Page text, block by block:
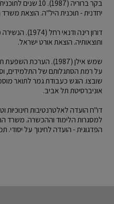
בקר ברוריה
יחדנית - תוכנית היל"ה. הוצאת משרד
דורון רינה
ותוצאותיה. הוצאת אורט ישראל.
שמש אילן (1987).
על רמת הסתגלותם של התלמידים,
שובצו. הוגש כעבודת גמר לתואר
אוניברסיטת תל אביב.
דו"ח הועדה לאלטרנטיבות חינוכיות
למסגרות הלימוד וההכשרה. משרד
הפדגוגית - הועדה לחינוך על יסודי. תמוז